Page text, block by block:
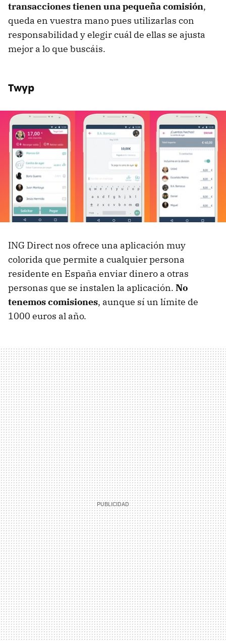
transacciones tienen una pequeña comisión,
queda en vuestra mano pues utilizarlas con
responsabilidad y elegir cuál de ellas se ajusta
mejor a lo que buscáis.
Twyp
ING Direct nos ofrece una aplicación muy
colorida que permite a cualquier persona
residente en España enviar dinero a otras
personas que se instalen la aplicación. No
tenemos comisiones, aunque sí un límite de
1000 euros al año.